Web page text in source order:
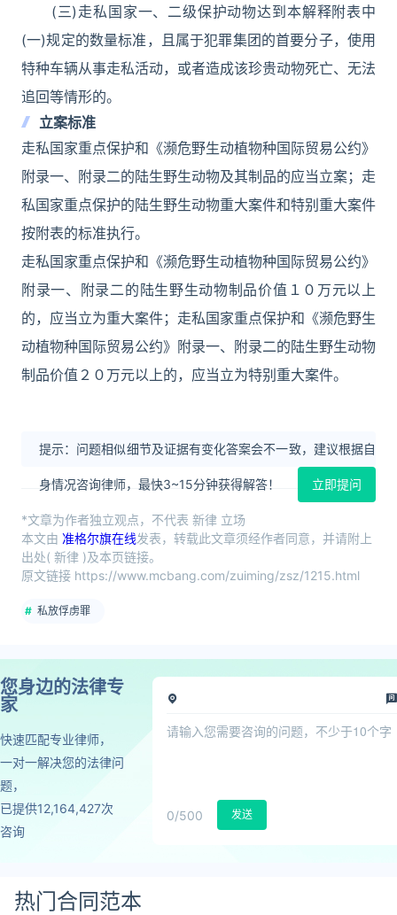
(三)走私国家一、二级保护动物达到本解释附表中
(一)规定的数量标准，且属于犯罪集团的首要分子，使用
特种车辆从事走私活动，或者造成该珍贵动物死亡、无法
追回等情形的。
立案标准
走私国家重点保护和《濒危野生动植物种国际贸易公约》
附录一、附录二的陆生野生动物及其制品的应当立案；走
私国家重点保护的陆生野生动物重大案件和特别重大案件
按附表的标准执行。
走私国家重点保护和《濒危野生动植物种国际贸易公约》
附录一、附录二的陆生野生动物制品价值１０万元以上
的，应当立为重大案件；走私国家重点保护和《濒危野生
动植物种国际贸易公约》附录一、附录二的陆生野生动物
制品价值２０万元以上的，应当立为特别重大案件。
提示：问题相似细节及证据有变化答案会不一致，建议根据自
身情况咨询律师，最快3~15分钟获得解答！ 立即提问
*文章为作者独立观点，不代表 新律 立场
本文由 准格尔旗在线发表，转载此文章须经作者同意，并请附上
出处( 新律 )及本页链接。
原文链接 https://www.mcbang.com/zuiming/zsz/1215.html
私放俘虏罪
您身边的法律专
家
快速匹配专业律师，
一对一解决您的法律问
题，
已提供12,164,427次
咨询
0/500 发送
热门合同范本